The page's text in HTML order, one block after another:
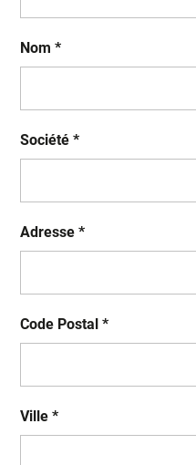
Nom *
Société *
Adresse *
Code Postal *
Ville *